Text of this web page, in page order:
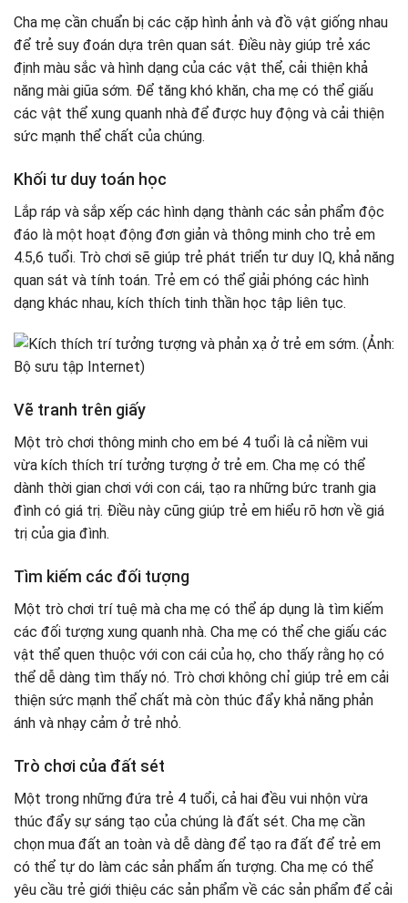
Cha mẹ cần chuẩn bị các cặp hình ảnh và đồ vật giống nhau
để trẻ suy đoán dựa trên quan sát. Điều này giúp trẻ xác
định màu sắc và hình dạng của các vật thể, cải thiện khả
năng mài giũa sớm. Để tăng khó khăn, cha mẹ có thể giấu
các vật thể xung quanh nhà để được huy động và cải thiện
sức mạnh thể chất của chúng.
Khối tư duy toán học
Lắp ráp và sắp xếp các hình dạng thành các sản phẩm độc
đáo là một hoạt động đơn giản và thông minh cho trẻ em
4.5,6 tuổi. Trò chơi sẽ giúp trẻ phát triển tư duy IQ, khả năng
quan sát và tính toán. Trẻ em có thể giải phóng các hình
dạng khác nhau, kích thích tinh thần học tập liên tục.
Vẽ tranh trên giấy
Một trò chơi thông minh cho em bé 4 tuổi là cả niềm vui
vừa kích thích trí tưởng tượng ở trẻ em. Cha mẹ có thể
dành thời gian chơi với con cái, tạo ra những bức tranh gia
đình có giá trị. Điều này cũng giúp trẻ em hiểu rõ hơn về giá
trị của gia đình.
Tìm kiếm các đối tượng
Một trò chơi trí tuệ mà cha mẹ có thể áp dụng là tìm kiếm
các đối tượng xung quanh nhà. Cha mẹ có thể che giấu các
vật thể quen thuộc với con cái của họ, cho thấy rằng họ có
thể dễ dàng tìm thấy nó. Trò chơi không chỉ giúp trẻ em cải
thiện sức mạnh thể chất mà còn thúc đẩy khả năng phản
ánh và nhạy cảm ở trẻ nhỏ.
Trò chơi của đất sét
Một trong những đứa trẻ 4 tuổi, cả hai đều vui nhộn vừa
thúc đẩy sự sáng tạo của chúng là đất sét. Cha mẹ cần
chọn mua đất an toàn và dễ dàng để tạo ra đất để trẻ em
có thể tự do làm các sản phẩm ấn tượng. Cha mẹ có thể
yêu cầu trẻ giới thiệu các sản phẩm về các sản phẩm để cải